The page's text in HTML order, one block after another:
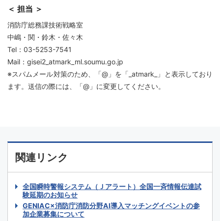
＜ 担当 ＞
消防庁総務課技術戦略室
中嶋・関・鈴木・佐々木
Tel：03-5253-7541
Mail：gisei2_atmark_ml.soumu.go.jp
※スパムメール対策のため、「@」を「_atmark_」と表示しており
ます。送信の際には、「@」に変更してください。
関連リンク
全国瞬時警報システム（Ｊアラート）全国一斉情報伝達試
験延期のお知らせ
GENIAC×消防庁消防分野AI導入マッチングイベントの参
加企業募集について